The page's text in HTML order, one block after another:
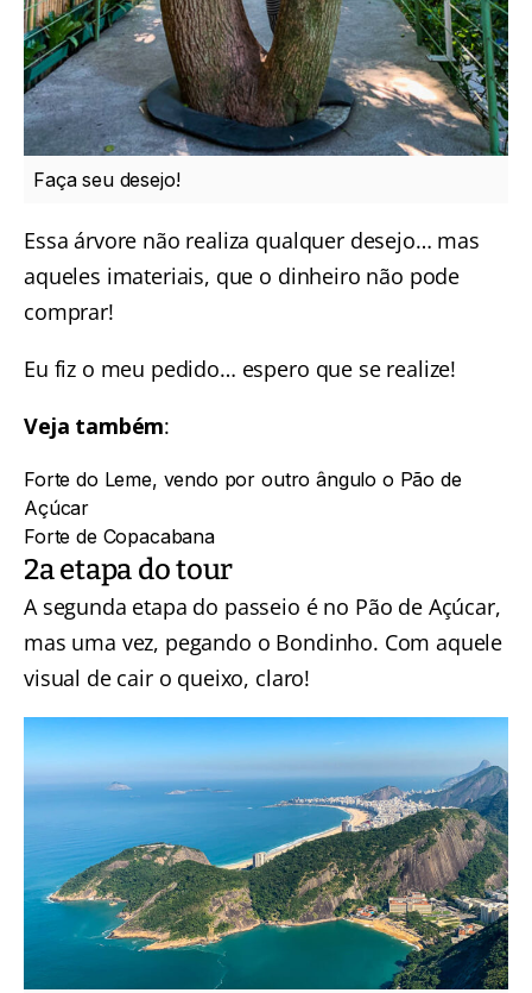
Faça seu desejo!
Essa árvore não realiza qualquer desejo… mas
aqueles imateriais, que o dinheiro não pode
comprar!
Eu fiz o meu pedido… espero que se realize!
Veja também:
Forte do Leme, vendo por outro ângulo o Pão de
Açúcar
Forte de Copacabana
2a etapa do tour
A segunda etapa do passeio é no Pão de Açúcar,
mas uma vez, pegando o Bondinho. Com aquele
visual de cair o queixo, claro!